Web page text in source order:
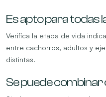
Es apto para todas
Verifica la etapa de vida
entre cachorros, adultos y
distintas.
Se puede